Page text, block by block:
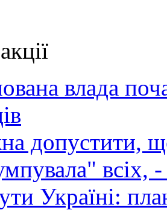
влада
допустити,
всіх,
Україні: